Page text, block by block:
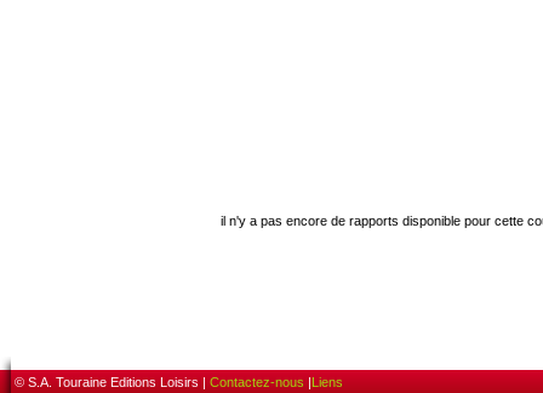
il n'y a pas encore de rapports disponible pour cette
© S.A. Touraine Editions Loisirs | Contactez-nous |Liens